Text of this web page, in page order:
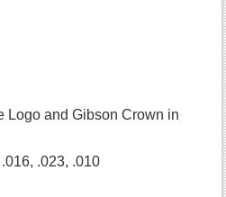
Logo and Gibson Crown in
.023, .010